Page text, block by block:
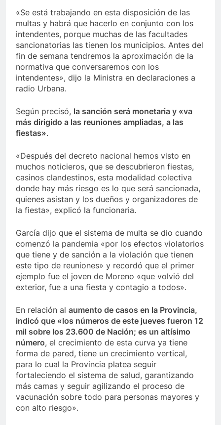
«Se está trabajando en esta disposición de las
multas y habrá que hacerlo en conjunto con los
intendentes, porque muchas de las facultades
sancionatorias las tienen los municipios. Antes del
fin de semana tendremos la aproximación de la
normativa que conversaremos con los
intendentes», dijo la Ministra en declaraciones a
radio Urbana.
Según precisó, la sanción será monetaria y «va
más dirigido a las reuniones ampliadas, a las
fiestas».
«Después del decreto nacional hemos visto en
muchos noticieros, que se descubrieron fiestas,
casinos clandestinos, esta modalidad colectiva
donde hay más riesgo es lo que será sancionada,
quienes asistan y los dueños y organizadores de
la fiesta», explicó la funcionaria.
García dijo que el sistema de multa se dio cuando
comenzó la pandemia «por los efectos violatorios
que tiene y de sanción a la violación que tienen
este tipo de reuniones» y recordó que el primer
ejemplo fue el joven de Moreno «que volvió del
exterior, fue a una fiesta y contagio a todos».
En relación al aumento de casos en la Provincia,
indicó que «los números de este jueves fueron 12
mil sobre los 23.600 de Nación; es un altísimo
número, el crecimiento de esta curva ya tiene
forma de pared, tiene un crecimiento vertical,
para lo cual la Provincia platea seguir
fortaleciendo el sistema de salud, garantizando
más camas y seguir agilizando el proceso de
vacunación sobre todo para personas mayores y
con alto riesgo».